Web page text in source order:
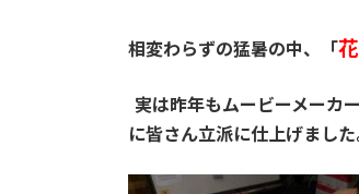
新
相変わらずの猛暑の中、「
実は昨年もムービーメーカ
に皆さん立派に仕上げまし